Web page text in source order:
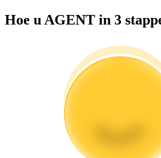
Futures-startgids
Hoe u AGENT in 3